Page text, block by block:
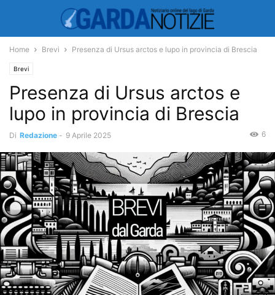
Home Brevi Presenza di Ursus arctos e lupo in provincia di Brescia
Brevi
Presenza di Ursus arctos e
lupo in provincia di Brescia
Di Redazione - 9 Aprile 2025 6